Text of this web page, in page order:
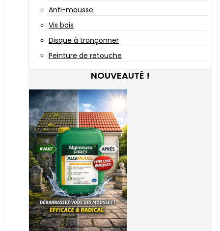
Anti-mousse
Vis bois
Disque à tronçonner
Peinture de retouche
NOUVEAUTÉ !